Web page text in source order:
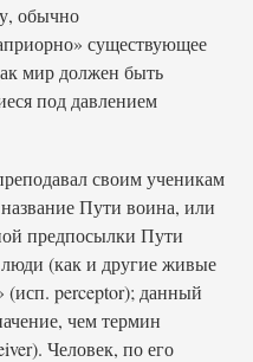
обычно
существующее
мир должен быть
под давлением
своим ученикам
Пути воина, или
предпосылки Пути
(как и другие живые
perceptor); данный
чем термин
Человек, по его